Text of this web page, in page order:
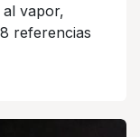
vapor,
referencias